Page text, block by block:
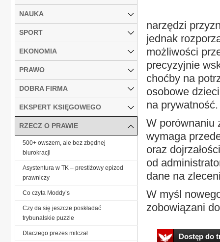
narzędzi
jednak
możliwości
precyzyjnie
choćby na
osobowe
na prywatność.
W porównaniu
wymaga
oraz
od
dane na
W myśl
zobowiązani
Dostęp do
NAUKA
SPORT
EKONOMIA
PRAWO
DOBRA FIRMA
EKSPERT KSIĘGOWEGO
RZECZ O PRAWIE
500+ owszem, ale bez zbędnej
biurokracji
Asystentura w TK – prestiżowy epizod
prawniczy
Co czyta Moddy’s
Czy da się jeszcze poskładać
trybunalskie puzzle
Dlaczego prezes milczał